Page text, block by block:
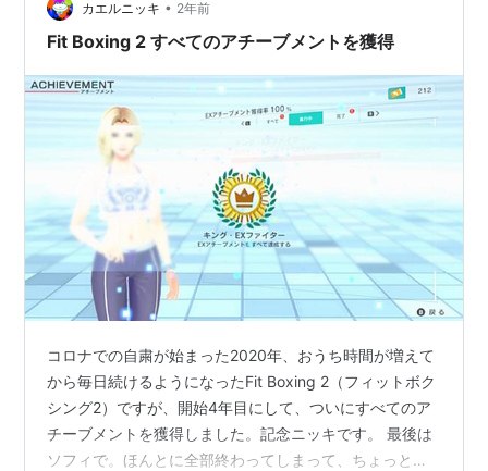
入っていて食物繊維たっぷり。一応基本のレシピを貼っ
ておきますね。 www.kurashiru.com ダイエットするぞ
カエルニッキ • 2年前
Fit Boxing 2 すべてのアチーブメントを獲得
コロナでの自粛が始まった2020年、おうち時間が増えて
から毎日続けるようになったFit Boxing 2（フィットボク
シング2）ですが、開始4年目にして、ついにすべてのア
チーブメントを獲得しました。記念ニッキです。 最後は
ソフィで。ほんとに全部終わってしまって、ちょっとさ